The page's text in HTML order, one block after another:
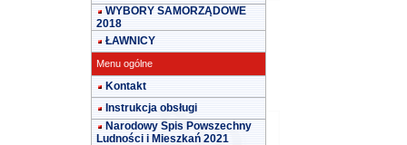
WYBORY SAMORZĄDOWE
2018
ŁAWNICY
Menu ogólne
Kontakt
Instrukcja obsługi
Narodowy Spis Powszechny
Ludności i Mieszkań 2021